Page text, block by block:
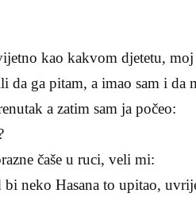
kao kakvom djetetu,
da ga pitam, a imao sam i da
a zatim sam ja počeo:
čaše u ruci, veli mi:
bi neko Hasana to upitao,